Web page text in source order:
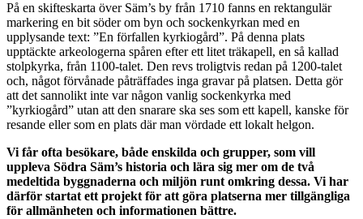
På en skifteskarta över Säm’s by från 1710 fanns en rektangulär
markering en bit söder om byn och sockenkyrkan med en
upplysande text: ”En förfallen kyrkiogård”. På denna plats
upptäckte arkeologerna spåren efter ett litet träkapell, en så kallad
stolpkyrka, från 1100-talet. Den revs troligtvis redan på 1200-talet
och, något förvånade påträffades inga gravar på platsen. Detta gör
att det sannolikt inte var någon vanlig sockenkyrka med
”kyrkiogård” utan att den snarare ska ses som ett kapell, kanske för
resande eller som en plats där man vördade ett lokalt helgon.
Vi får ofta besökare, både enskilda och grupper, som vill
uppleva Södra Säm’s historia och lära sig mer om de två
medeltida byggnaderna och miljön runt omkring dessa. Vi har
därför startat ett projekt för att göra platserna mer tillgängliga
för allmänheten och informationen bättre.